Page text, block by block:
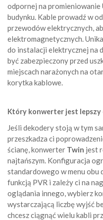
odpornej na promieniowanie
budynku. Kable prowadź w
przewodów elektrycznych,
elektromagnetycznych.
do instalacji elektrycznej na
być zabezpieczony przed
miejscach narażonych na
korytka kablowe.
Który konwerter jest
Jeśli dekodery stoją w tym
przeszkadza ci
ścianę, konwerter Twin jest
najtańszym. Konfiguracja
standardowego w menu obu
funkcją PVR i zależy ci na
oglądania innego, wybierz
wystarczającą liczbę wyjść
chcesz ciągnąć wielu kabli